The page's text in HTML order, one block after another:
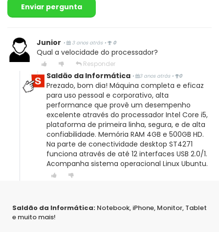
Enviar pergunta
Junior • 3 anos atrás • 0
Qual a velocidade do processador?
Responder
Saldão da Informática • 3 anos atrás • 0
Prezado, bom dia! Máquina completa e eficaz
para uso pessoal e corporativo, alta
performance que provê um desempenho
excelente através do processador Intel Core i5,
plataforma de primeira linha, segura, e de alta
confiabilidade. Memória RAM 4GB e 500GB HD.
Na parte de conectividade desktop ST4271
funciona através de até 12 interfaces USB 2.0/1.
Acompanha sistema operacional Linux Ubuntu.
Moraes • 3 anos atrás• 0
Na verdade euqueria saber se tem que comprar o
Saldão da Informática: Notebook, iPhone, Monitor, Tablet
e muito mais!